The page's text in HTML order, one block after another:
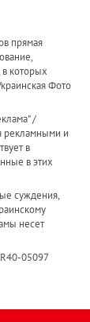
прямая
которых
Фото
/
рекламными и
в
в этих
суждения,
несет
05097